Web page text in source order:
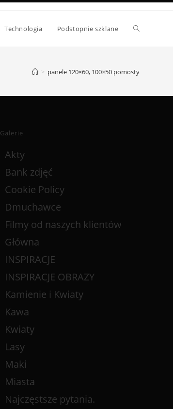
Technologia Podstopnie szklane
> panele 120×60, 100×50 pomosty
Galerie
Akty
Bank zdjęć
Cookie Policy
Dmuchawce
Filmy od naszych klientów
Główna
INSPIRACJE
INSPIRACJE OBRAZY
Kamienie i Kwiaty
Kawa
Kwiaty
Lasy
Maki
Miasta
Najczęstsze pytania.